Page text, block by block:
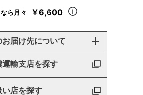
ら月々 ￥6,600
届け先について
運輸支店を探す
い店を探す